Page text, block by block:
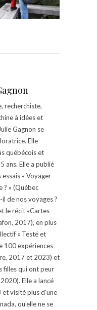
recherchiste,
à idées et
Gagnon se
Elle
québécois et
ans. Elle a publié
« Voyager
? » (Québec
de nos voyages ?
le récit «Cartes
2017), en plus
« Testé et
100 expériences
2017 et 2023) et
filles qui ont peur
Elle a lancé
et visité plus d'une
qu'elle ne se